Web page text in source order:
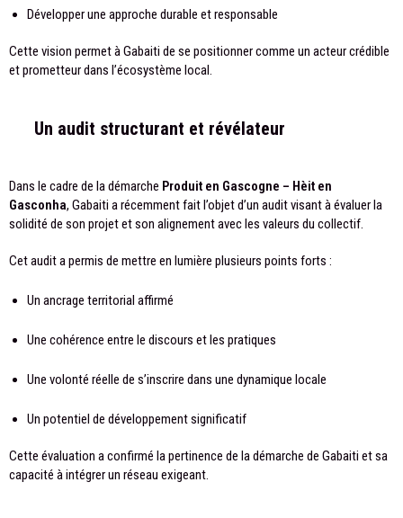
Développer une approche durable et responsable
Cette vision permet à Gabaiti de se positionner comme un acteur crédible
et prometteur dans l’écosystème local.
Un audit structurant et révélateur
Dans le cadre de la démarche Produit en Gascogne – Hèit en
Gasconha, Gabaiti a récemment fait l’objet d’un audit visant à évaluer la
solidité de son projet et son alignement avec les valeurs du collectif.
Cet audit a permis de mettre en lumière plusieurs points forts :
Un ancrage territorial affirmé
Une cohérence entre le discours et les pratiques
Une volonté réelle de s’inscrire dans une dynamique locale
Un potentiel de développement significatif
Cette évaluation a confirmé la pertinence de la démarche de Gabaiti et sa
capacité à intégrer un réseau exigeant.